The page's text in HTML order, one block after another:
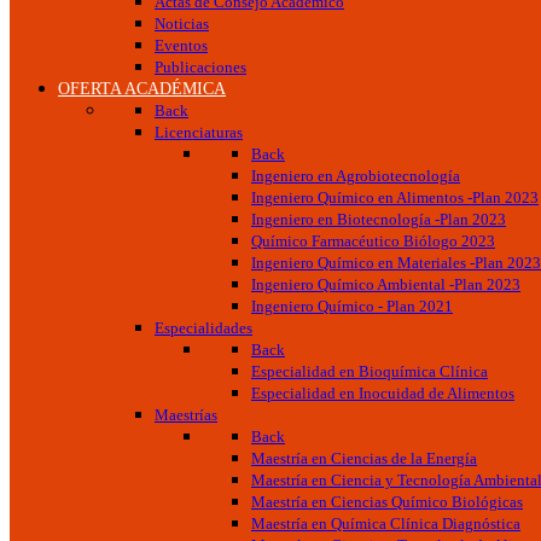
Noticias
Eventos
Publicaciones
OFERTA ACADÉMICA
Back
Licenciaturas
Back
Ingeniero en Agrobiotecnología
Ingeniero Químico en Alimentos -Plan 2023
Ingeniero en Biotecnología -Plan 2023
Químico Farmacéutico Biólogo 2023
Ingeniero Químico en Materiales -Plan 2023
Ingeniero Químico Ambiental -Plan 2023
Ingeniero Químico - Plan 2021
Especialidades
Back
Especialidad en Bioquímica Clínica
Especialidad en Inocuidad de Alimentos
Maestrías
Back
Maestría en Ciencias de la Energía
Maestría en Ciencia y Tecnología Ambiental
Maestría en Ciencias Químico Biológicas
Maestría en Química Clínica Diagnóstica